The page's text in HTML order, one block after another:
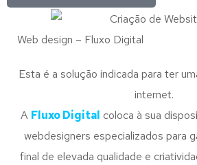
Web design – Fluxo Digital
Esta é a solução indicada para ter
internet.
A Fluxo Digital coloca à sua
webdesigners especializados para
final de elevada qualidade e